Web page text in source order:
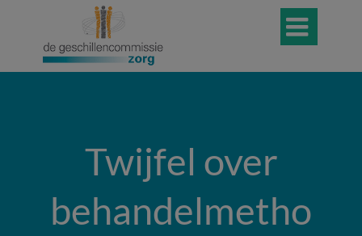

Twijfel over
behandelmetho